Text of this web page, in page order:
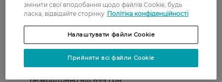
З 0 відгуків
Нова пошта
У відділення Нової пошти - 99 грн,
безкоштовно від 699 грн
змінити свої вподобання щодо файлів Cookie, будь
ласка, відвідайте сторінку Політіка конфіденційності
Налаштувати файли Cookie
Прийняти всі файли Cookie